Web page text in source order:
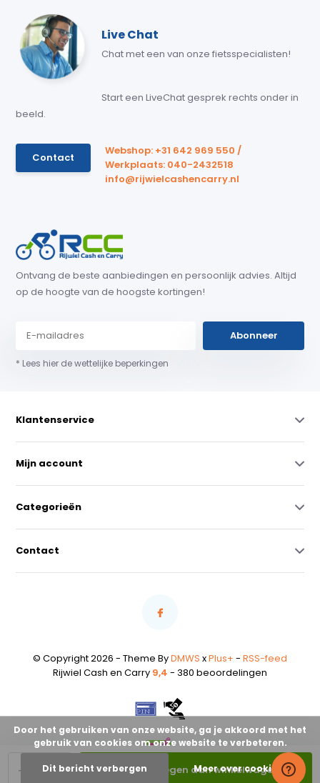
+
- Toevoegen aan winkelwagen
Live Chat
Chat met een van onze fietsspecialisten!
Start een LiveChat gesprek rechts onder in
beeld.
Contact
Webshop: +31 642 969 550 /
Werkplaats: 040-2432518
info@rijwielcashencarry.nl
Ontvang de beste aanbiedingen en persoonlijk advies. Altijd
op de hoogte van de hoogste kortingen!
Abonneer
* Lees hier de wettelijke beperkingen
Klantenservice
Mijn account
Categorieën
Contact
© Copyright 2026 - Theme ByDMWS xPlus+ - RSS-feed
Rijwiel Cash en Carry 9,4 - 380 beoordelingen
Door het gebruiken van onze website, ga je akkoord met het
gebruik van cookies om onze website te verbeteren.
Dit bericht verbergen Meer over cookies »